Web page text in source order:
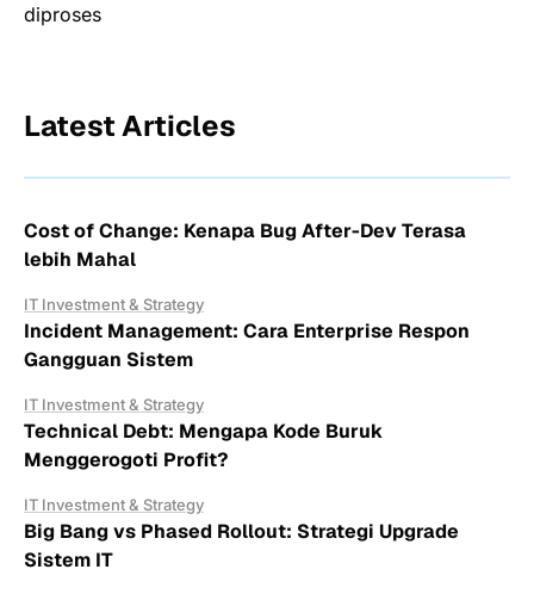
diproses
Latest Articles
Cost of Change: Kenapa Bug After-Dev Terasa
lebih Mahal
IT Investment & Strategy
Incident Management: Cara Enterprise Respon
Gangguan Sistem
IT Investment & Strategy
Technical Debt: Mengapa Kode Buruk
Menggerogoti Profit?
IT Investment & Strategy
Big Bang vs Phased Rollout: Strategi Upgrade
Sistem IT